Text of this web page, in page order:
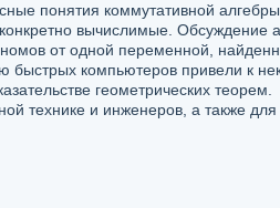
понятия коммутативной
вычислимые. Обсуждение
от одной переменной,
быстрых компьютеров привели к
геометрических теорем.
технике и инженеров, а также для